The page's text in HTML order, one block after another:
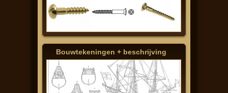
Bouwtekeningen + beschrijving